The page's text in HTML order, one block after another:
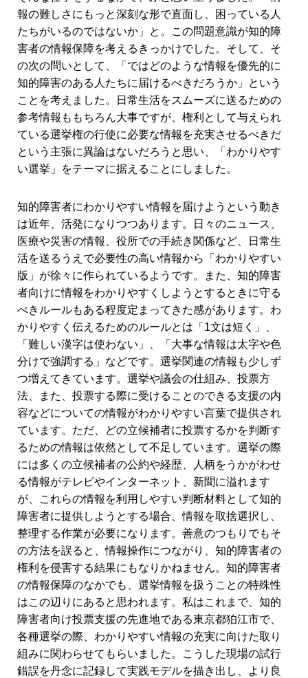
報の難しさにもっと深刻な形で直面し、困っている人
たちがいるのではないか」と。この問題意識が知的障
害者の情報保障を考えるきっかけでした。そして、そ
の次の問いとして、「ではどのような情報を優先的に
知的障害のある人たちに届けるべきだろうか」という
ことを考えました。日常生活をスムーズに送るための
参考情報ももちろん大事ですが、権利として与えられ
ている選挙権の行使に必要な情報を充実させるべきだ
という主張に異論はないだろうと思い、「わかりやす
い選挙」をテーマに据えることにしました。
知的障害者にわかりやすい情報を届けようという動き
は近年、活発になりつつあります。日々のニュース、
医療や災害の情報、役所での手続き関係など、日常生
活を送るうえで必要性の高い情報から「わかりやすい
版」が徐々に作られているようです。また、知的障害
者向けに情報をわかりやすくしようとするときに守る
べきルールもある程度定まってきた感があります。わ
かりやすく伝えるためのルールとは「1文は短く」、
「難しい漢字は使わない」、「大事な情報は太字や色
分けで強調する」などです。選挙関連の情報も少しず
つ増えてきています。選挙や議会の仕組み、投票方
法、また、投票する際に受けることのできる支援の内
容などについての情報がわかりやすい言葉で提供され
ています。ただ、どの立候補者に投票するかを判断す
るための情報は依然として不足しています。選挙の際
には多くの立候補者の公約や経歴、人柄をうかがわせ
る情報がテレビやインターネット、新聞に溢れます
が、これらの情報を利用しやすい判断材料として知的
障害者に提供しようとする場合、情報を取捨選択し、
整理する作業が必要になります。善意のつもりでもそ
の方法を誤ると、情報操作につながり、知的障害者の
権利を侵害する結果にもなりかねません。知的障害者
の情報保障のなかでも、選挙情報を扱うことの特殊性
はこの辺りにあると思われます。私はこれまで、知的
障害者向け投票支援の先進地である東京都狛江市で、
各種選挙の際、わかりやすい情報の充実に向けた取り
組みに関わらせてもらいました。こうした現場の試行
錯誤を丹念に記録して実践モデルを描き出し、より良